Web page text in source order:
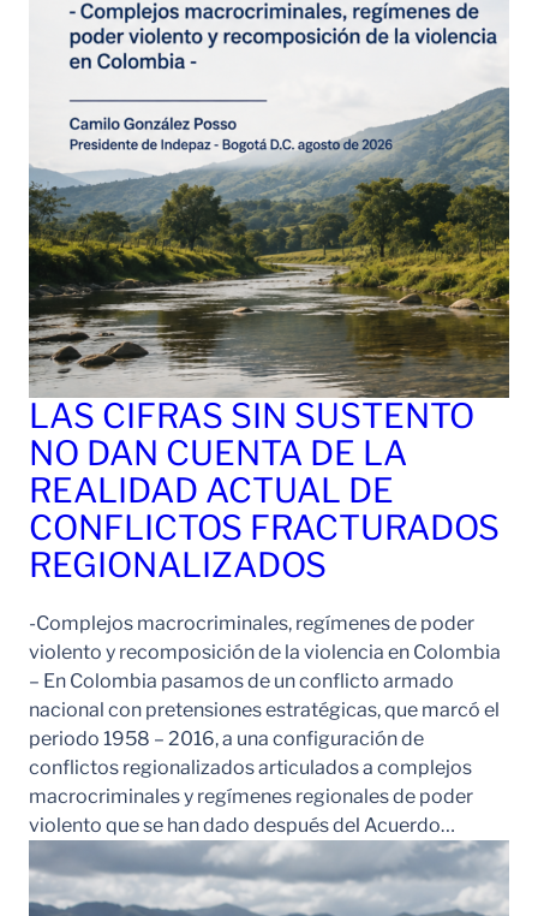
LAS CIFRAS SIN SUSTENTO
NO DAN CUENTA DE LA
REALIDAD ACTUAL DE
CONFLICTOS FRACTURADOS
REGIONALIZADOS
-Complejos macrocriminales, regímenes de poder
violento y recomposición de la violencia en Colombia
– En Colombia pasamos de un conflicto armado
nacional con pretensiones estratégicas, que marcó el
periodo 1958 – 2016, a una configuración de
conflictos regionalizados articulados a complejos
macrocriminales y regímenes regionales de poder
violento que se han dado después del Acuerdo…